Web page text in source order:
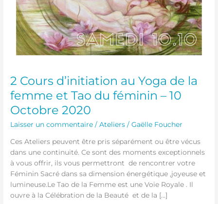
2 Cours d’initiation au Yoga de la
femme et Tao du féminin – 10
Octobre 2020
Laisser un commentaire /Ateliers /Gaëlle Foucher
Ces Ateliers peuvent être pris séparément ou être vécus
dans une continuité. Ce sont des moments exceptionnels
à vous offrir, ils vous permettront de rencontrer votre
Féminin Sacré dans sa dimension énergétique ,joyeuse et
lumineuse.Le Tao de la Femme est une Voie Royale . Il
ouvre à la Célébration de la Beauté et de la […]
10
Octobre
2020